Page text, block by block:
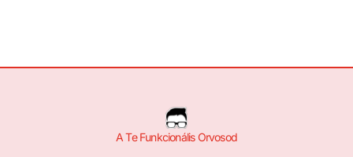
A Te Funkcionális Orvosod